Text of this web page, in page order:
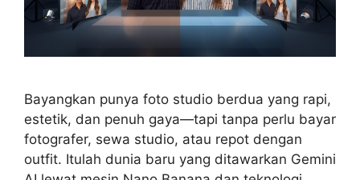
Bayangkan punya foto studio berdua yang rapi,
estetik, dan penuh gaya—tapi tanpa perlu bayar
fotografer, sewa studio, atau repot dengan
outfit. Itulah dunia baru yang ditawarkan Gemini